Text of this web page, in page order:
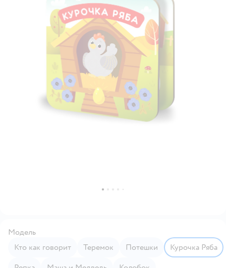
Модель
Кто как говорит
Теремок Потешки
Курочка Ряба